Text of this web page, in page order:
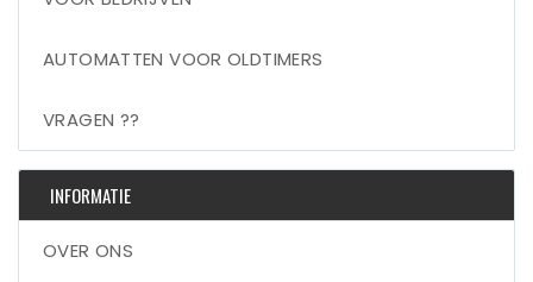
AUTOMATTEN VOOR OLDTIMERS
VRAGEN ??
INFORMATIE
OVER ONS